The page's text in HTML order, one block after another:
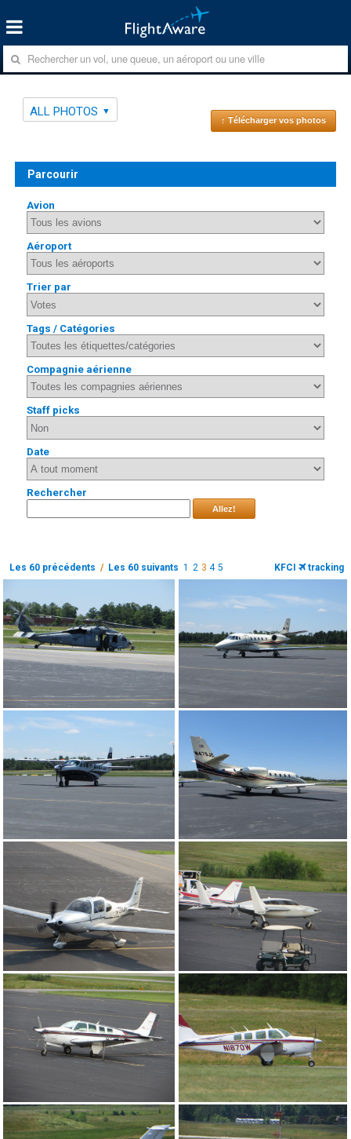
ALL PHOTOS
↑ Télécharger vos photos
Parcourir
Avion
Aéroport
Trier par
Tags / Catégories
Compagnie aérienne
Staff picks
Date
Rechercher
Allez!
Les 60 précédents / Les 60 suivants 1 2 3 4 5 KFCI tracking